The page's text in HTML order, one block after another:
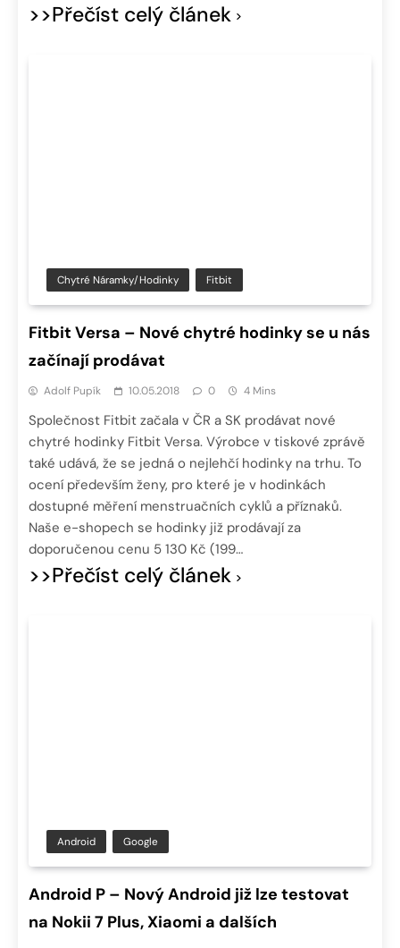
>>Přečíst celý článek
Chytré Náramky/hodinky Fitbit
Fitbit Versa – Nové chytré hodinky se u nás
začínají prodávat
Adolf Pupík 10.05.2018 0 4 Mins
Společnost Fitbit začala v ČR a SK prodávat nové
chytré hodinky Fitbit Versa. Výrobce v tiskové zprávě
také udává, že se jedná o nejlehčí hodinky na trhu. To
ocení především ženy, pro které je v hodinkách
dostupné měření menstruačních cyklů a příznaků.
Naše e-shopech se hodinky již prodávají za
doporučenou cenu 5 130 Kč (199…
>>Přečíst celý článek
Android Google
Android P – Nový Android již lze testovat
na Nokii 7 Plus, Xiaomi a dalších